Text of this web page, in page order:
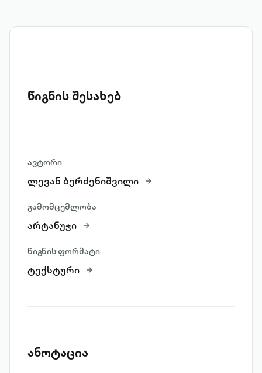
წიგნის შესახებ
ავტორი
ლევან ბერძენიშვილი
გამომცემლობა
არტანუჯი
წიგნის ფორმატი
ტექსტური
ანოტაცია